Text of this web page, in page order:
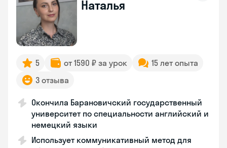
Наталья
5 от 1590 ₽ за урок
15 лет опыта
3 отзыва
Окончила Барановичский государственный
университет по специальности английский и
немецкий языки
Использует коммуникативный метод для